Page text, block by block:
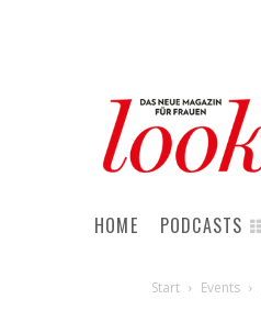
HOME PODCASTS
Start Events